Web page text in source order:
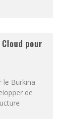
pour
le Burkina
de